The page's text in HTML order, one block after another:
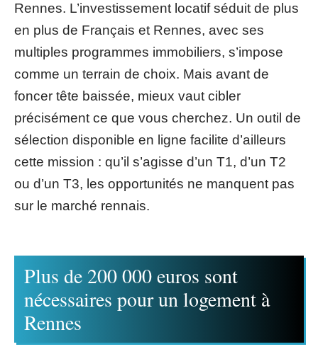
Rennes. L’investissement locatif séduit de plus
en plus de Français et Rennes, avec ses
multiples programmes immobiliers, s’impose
comme un terrain de choix. Mais avant de
foncer tête baissée, mieux vaut cibler
précisément ce que vous cherchez. Un outil de
sélection disponible en ligne facilite d’ailleurs
cette mission : qu’il s’agisse d’un T1, d’un T2
ou d’un T3, les opportunités ne manquent pas
sur le marché rennais.
Plus de 200 000 euros sont
nécessaires pour un logement à
Rennes